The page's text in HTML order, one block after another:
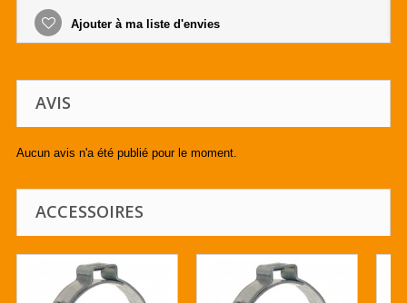
Ajouter à ma liste d'envies
AVIS
Aucun avis n'a été publié pour le moment.
ACCESSOIRES